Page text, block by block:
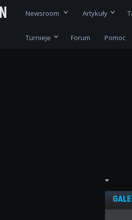
Newsroom Artykuły
Turnieje Forum Pomoc